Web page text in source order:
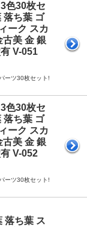
色30枚セ
落ち葉 ゴ
ーク スカ
古美 金 銀
V-051
ーツ30枚セット!
色30枚セ
落ち葉 ゴ
ーク スカ
古美 金 銀
V-052
ーツ30枚セット!
落ち葉 ス